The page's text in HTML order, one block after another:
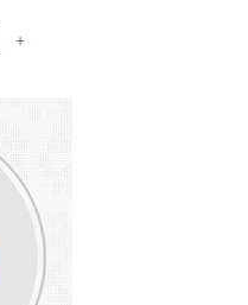
+